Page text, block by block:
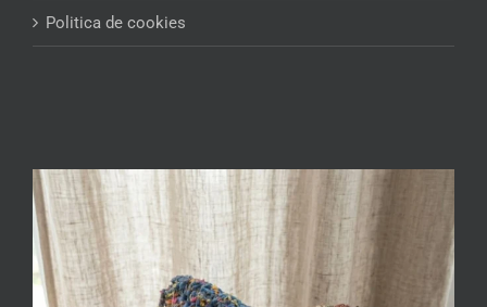
Politica de cookies